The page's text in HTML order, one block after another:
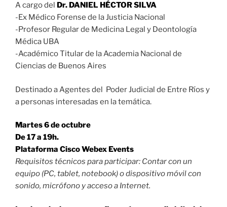
A cargo del Dr. DANIEL HÉCTOR SILVA
-Ex Médico Forense de la Justicia Nacional
-Profesor Regular de Medicina Legal y Deontología
Médica UBA
-Académico Titular de la Academia Nacional de
Ciencias de Buenos Aires
Destinado a Agentes del Poder Judicial de Entre Ríos y
a personas interesadas en la temática.
Martes 6 de octubre
De 17 a 19h.
Plataforma Cisco Webex Events
Requisitos técnicos para participar: Contar con un
equipo (PC, tablet, notebook) o dispositivo móvil con
sonido, micrófono y acceso a Internet.